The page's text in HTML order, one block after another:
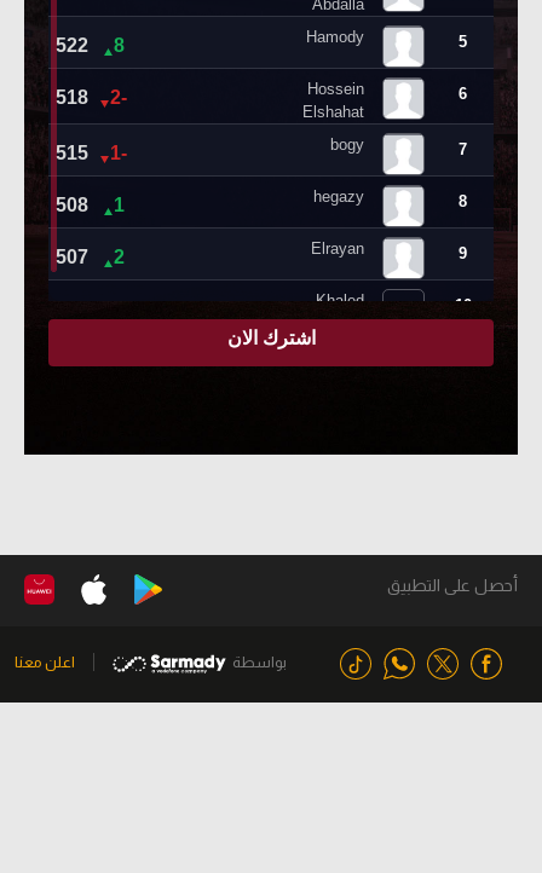
أحصل على التطبيق
بواسطة اعلن معنا